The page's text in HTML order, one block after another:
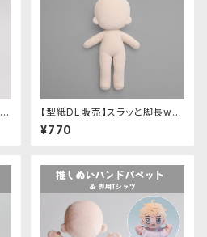
【型紙DL販売】スラッと脚長wa
waちゃん＋
¥770